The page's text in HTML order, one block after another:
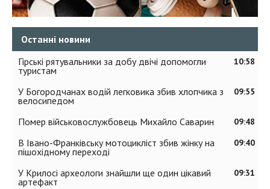
Останні новини
10:58
Гірські рятувальники за добу двічі допомогли
туристам
09:55
У Богородчанах водій легковика збив хлопчика з
велосипедом
09:48
Помер військовослужбовець Михайло Саварин
09:40
В Івано-Франківську мотоцикліст збив жінку на
пішохідному переході
09:31
У Крилосі археологи знайшли ще один цікавий
артефакт